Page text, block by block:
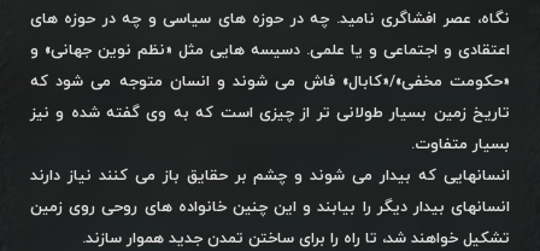
نگاه، عصر افشاگری نامید. چه در حوزه های سیاسی و چه در حوزه های
اعتقادی و اجتماعی و یا علمی. دسیسه هایی مثل «نظم نوین جهانی» و
«حکومت مخفی»/«کابال» فاش می شوند و انسان متوجه می شود که
تاریخ زمین بسیار طولانی تر از چیزی است که به وی گفته شده و نیز
بسیار متفاوت.
انسانهایی که بیدار می شوند و چشم بر حقایق باز می کنند نیاز دارند
انسانهای بیدار دیگر را بیابند و این چنین خانواده های روحی روی زمین
تشکیل خواهند شد، تا راه را برای ساختن تمدن جدید هموار سازند.